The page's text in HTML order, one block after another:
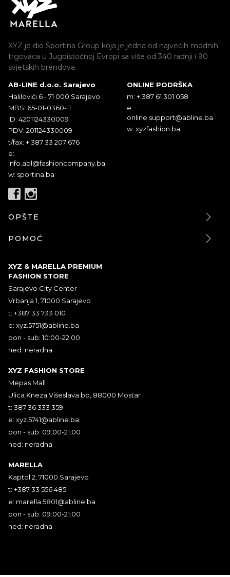
XYZ je dio Sportina Group koja je jedna od najvećih modnih
trgovaca u Jugoistočnoj Evropi sa više od 340 radnji i 90
svjetskih brendova.
AB-LINE d.o.o. Sarajevo
Halilovići 6 - 71 000 Sarajevo
MBS: 65-01-0360-11
ID: 4201124330009
PDV: 201124330009
t/fax: + 387 33 207 676
e:
info.abl@fashioncompany.ba
w: sportina.ba
ONLINE PODRŠKA
m: + 387 61 301 058
e:
online.support@abline.ba
w: xyzfashion.ba
OPŠTE
POMOĆ
XYZ & MARELLA PREMIUM
FASHION STORE
Sarajevo City Center
Vrbanja 1, 71000 Sarajevo
t: +387 33 733 010
e: xyz.5751@abline.ba
pon - sub: 10:00-22:00
ned: neradna
XYZ FASHION STORE
Mepas Mall
Ulica Kneza Višeslava bb, 88000 Mostar
t: 387 36 333 359
e: xyz.5741@abline.ba
pon - sub: 09:00-21:00
ned: neradna
MARELLA
Kaptol 2, 71000 Sarajevo
t: +387 33 556 485
e: marella.5801@abline.ba
pon - sub: 09:00-21:00
ned: neradna